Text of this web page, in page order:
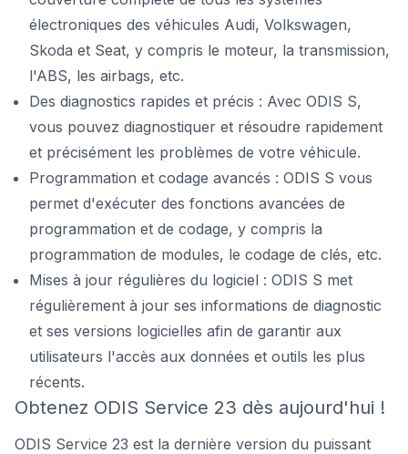
électroniques des véhicules Audi, Volkswagen,
Skoda et Seat, y compris le moteur, la transmission,
l'ABS, les airbags, etc.
Des diagnostics rapides et précis : Avec ODIS S,
vous pouvez diagnostiquer et résoudre rapidement
et précisément les problèmes de votre véhicule.
Programmation et codage avancés : ODIS S vous
permet d'exécuter des fonctions avancées de
programmation et de codage, y compris la
programmation de modules, le codage de clés, etc.
Mises à jour régulières du logiciel : ODIS S met
régulièrement à jour ses informations de diagnostic
et ses versions logicielles afin de garantir aux
utilisateurs l'accès aux données et outils les plus
récents.
Obtenez ODIS Service 23 dès aujourd'hui !
ODIS Service 23 est la dernière version du puissant